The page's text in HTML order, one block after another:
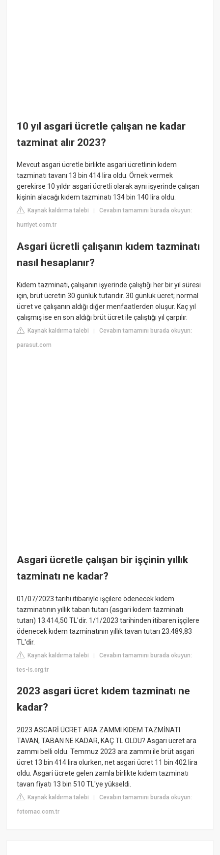
10 yıl asgari ücretle çalışan ne kadar
tazminat alır 2023?
Mevcut asgari ücretle birlikte asgari ücretlinin kıdem
tazminatı tavanı 13 bin 414 lira oldu. Örnek vermek
gerekirse 10 yıldır asgari ücretli olarak aynı işyerinde çalışan
kişinin alacağı kıdem tazminatı 134 bin 140 lira oldu.
Kaynak kaldırma talebi |Cevabın tamamını burada okuyun:
hurriyet.com.tr
Asgari ücretli çalışanın kıdem tazminatı
nasıl hesaplanır?
Kıdem tazminatı, çalışanın işyerinde çalıştığı her bir yıl süresi
için, brüt ücretin 30 günlük tutarıdır. 30 günlük ücret; normal
ücret ve çalışanın aldığı diğer menfaatlerden oluşur. Kaç yıl
çalışmış ise en son aldığı brüt ücret ile çalıştığı yıl çarpılır.
Kaynak kaldırma talebi |Cevabın tamamını burada okuyun:
parasut.com
Asgari ücretle çalışan bir işçinin yıllık
tazminatı ne kadar?
01/07/2023 tarihi itibariyle işçilere ödenecek kıdem
tazminatının yıllık taban tutarı (asgari kıdem tazminatı
tutarı) 13.414,50 TL'dir. 1/1/2023 tarihinden itibaren işçilere
ödenecek kıdem tazminatının yıllık tavan tutarı 23.489,83
TL'dir.
Kaynak kaldırma talebi |Cevabın tamamını burada okuyun:
tes-is.org.tr
2023 asgari ücret kıdem tazminatı ne
kadar?
2023 ASGARİ ÜCRET ARA ZAMMI KIDEM TAZMİNATI
TAVAN, TABAN NE KADAR, KAÇ TL OLDU? Asgari ücret ara
zammı belli oldu. Temmuz 2023 ara zammı ile brüt asgari
ücret 13 bin 414 lira olurken, net asgari ücret 11 bin 402 lira
oldu. Asgari ücrete gelen zamla birlikte kıdem tazminatı
tavan fiyatı 13 bin 510 TL'ye yükseldi.
Kaynak kaldırma talebi |Cevabın tamamını burada okuyun:
fotomac.com.tr